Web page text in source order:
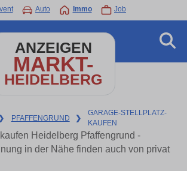
Auto Immo Job
ANZEIGEN
MARKT-
HEIDELBERG
❯ PFAFFENGRUND ❯
GARAGE-STELLPLATZ-
KAUFEN
Heidelberg Pfaffengrund -
in der Nähe finden auch von privat